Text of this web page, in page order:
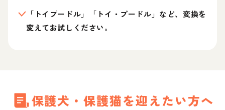
「トイプードル」「トイ・プードル」など、変換を
変えてお試しください。
保護犬・保護猫を迎えたい方へ